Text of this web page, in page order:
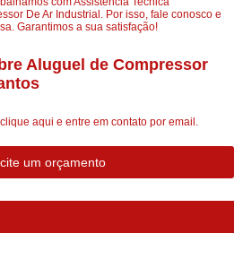
De Ar Industrial. Por isso, fale conosco e
Garantimos a sua satisfação!
Aluguel de Compressor
clique aqui e entre em contato por email.
um orçamento